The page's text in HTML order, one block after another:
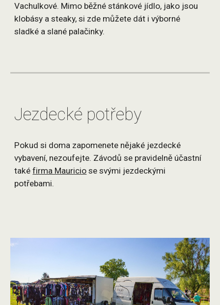
Vachulkové. Mimo běžné stánkové jídlo, jako jsou
klobásy a steaky, si zde můžete dát i výborné
sladké a slané palačinky.
Jezdecké potřeby
Pokud si doma zapomenete nějaké jezdecké
vybavení, nezoufejte. Závodů se pravidelně účastní
takéfirma Mauricio se svými jezdeckými
potřebami.